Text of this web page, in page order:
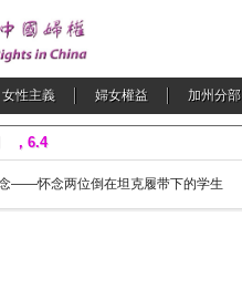
女性主義 婦女權益 加州分部
，6.4
——怀念两位倒在坦克履带下的学生